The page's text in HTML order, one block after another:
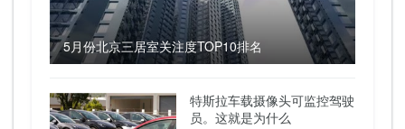
5月份北京三居室关注度TOP10排名
特斯拉车载摄像头可监控驾驶
员。这就是为什么